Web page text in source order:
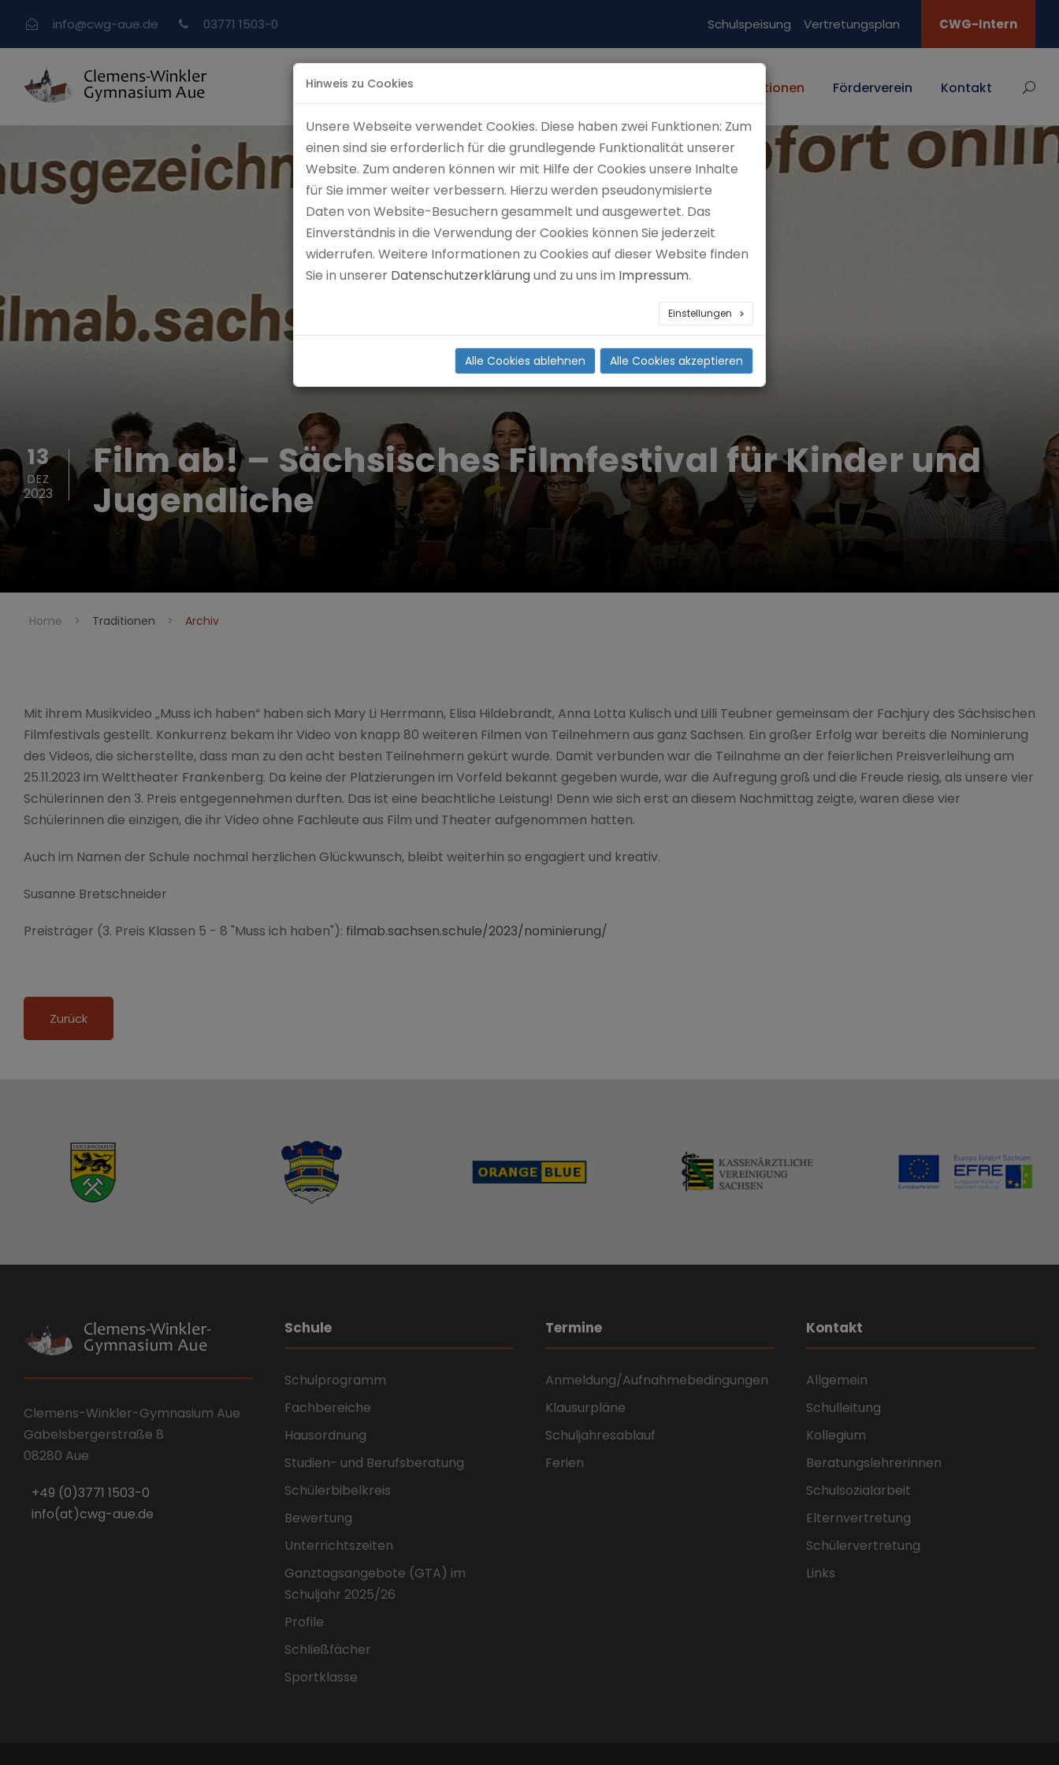
info@cwg-aue.de 03771 1503-0 Schulspeisung Vertretungsplan CWG-Intern
Traditionen Förderverein Kontakt
13
DEZ
2023
Film ab! – Sächsisches Filmfestival für Kinder und
Jugendliche
Home > Traditionen > Archiv
Mit ihrem Musikvideo „Muss ich haben“ haben sich Mary Li Herrmann, Elisa Hildebrandt, Anna Lotta Kulisch und Lilli Teubner gemeinsam der Fachjury des Sächsischen
Filmfestivals gestellt. Konkurrenz bekam ihr Video von knapp 80 weiteren Filmen von Teilnehmern aus ganz Sachsen. Ein großer Erfolg war bereits die Nominierung
des Videos, die sicherstellte, dass man zu den acht besten Teilnehmern gekürt wurde. Damit verbunden war die Teilnahme an der feierlichen Preisverleihung am
25.11.2023 im Welttheater Frankenberg. Da keine der Platzierungen im Vorfeld bekannt gegeben wurde, war die Aufregung groß und die Freude riesig, als unsere vier
Schülerinnen den 3. Preis entgegennehmen durften. Das ist eine beachtliche Leistung! Denn wie sich erst an diesem Nachmittag zeigte, waren diese vier
Schülerinnen die einzigen, die ihr Video ohne Fachleute aus Film und Theater aufgenommen hatten.
Auch im Namen der Schule nochmal herzlichen Glückwunsch, bleibt weiterhin so engagiert und kreativ.
Susanne Bretschneider
Preisträger (3. Preis Klassen 5 - 8 "Muss ich haben"): filmab.sachsen.schule/2023/nominierung/
Zurück
Clemens-Winkler-Gymnasium Aue
Gabelsbergerstraße 8
08280 Aue
+49 (0)3771 1503-0
info(at)cwg-aue.de
Schule
Schulprogramm
Fachbereiche
Hausordnung
Studien- und Berufsberatung
Schülerbibelkreis
Bewertung
Unterrichtszeiten
Ganztagsangebote (GTA) im
Schuljahr 2025/26
Profile
Schließfächer
Sportklasse
Termine
Anmeldung/Aufnahmebedingungen
Klausurpläne
Schuljahresablauf
Ferien
Kontakt
Allgemein
Schulleitung
Kollegium
Beratungslehrerinnen
Schulsozialarbeit
Elternvertretung
Schülervertretung
Links
Hinweis zu Cookies
Unsere Webseite verwendet Cookies. Diese haben zwei Funktionen: Zum
einen sind sie erforderlich für die grundlegende Funktionalität unserer
Website. Zum anderen können wir mit Hilfe der Cookies unsere Inhalte
für Sie immer weiter verbessern. Hierzu werden pseudonymisierte
Daten von Website-Besuchern gesammelt und ausgewertet. Das
Einverständnis in die Verwendung der Cookies können Sie jederzeit
widerrufen. Weitere Informationen zu Cookies auf dieser Website finden
Sie in unserer Datenschutzerklärungund zu uns im Impressum.
Einstellungen
Alle Cookies ablehnen Alle Cookies akzeptieren